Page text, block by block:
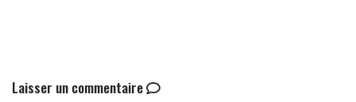
Laisser un commentaire